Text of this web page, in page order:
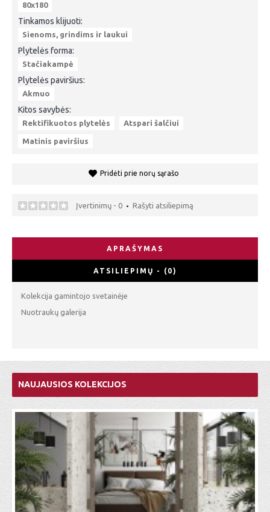
80x180
Tinkamos klijuoti:
Sienoms, grindims ir laukui
Plytelės forma:
Stačiakampė
Plytelės paviršius:
Akmuo
Kitos savybės:
Rektifikuotos plytelės Atspari šalčiui
Matinis paviršius
Pridėti prie norų sąrašo
Įvertinimų - 0 • Rašyti atsiliepimą
APRAŠYMAS
ATSILIEPIMŲ - (0)
Kolekcija gamintojo svetainėje
Nuotraukų galerija
NAUJAUSIOS KOLEKCIJOS